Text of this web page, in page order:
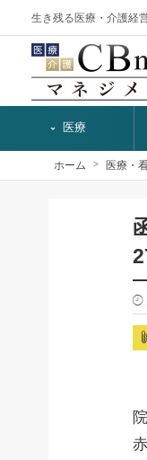
生き残る医療・介護経
医療
ホーム 医療・